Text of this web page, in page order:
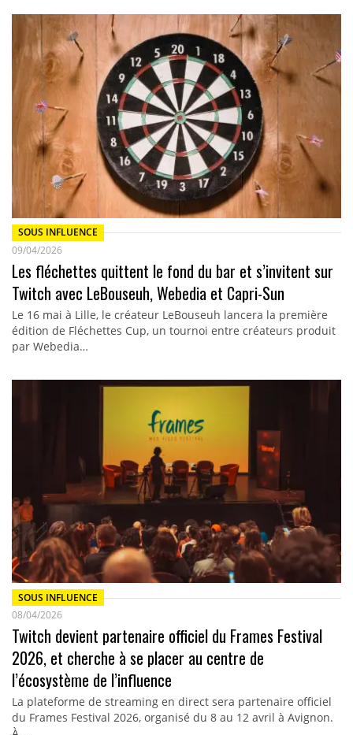
SOUS INFLUENCE
09/04/2026
Les fléchettes quittent le fond du bar et s’invitent sur
Twitch avec LeBouseuh, Webedia et Capri-Sun
Le 16 mai à Lille, le créateur LeBouseuh lancera la première
édition de Fléchettes Cup, un tournoi entre créateurs produit
par Webedia…
SOUS INFLUENCE
08/04/2026
Twitch devient partenaire officiel du Frames Festival
2026, et cherche à se placer au centre de
l’écosystème de l’influence
La plateforme de streaming en direct sera partenaire officiel
du Frames Festival 2026, organisé du 8 au 12 avril à Avignon.